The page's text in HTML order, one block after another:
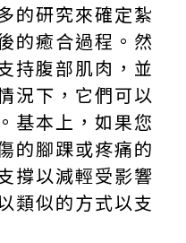
的研究來確定紮
的癒合過程。然
持腹部肌肉，並
況下，它們可以
基本上，如果您
的腳踝或疼痛的
撐以減輕受影響
類似的方式以支